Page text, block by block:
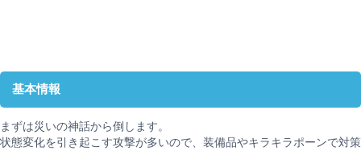
基本情報
まずは災いの神話から倒します。
状態変化を引き起こす攻撃が多いので、装備品やキラキラポーンで対策